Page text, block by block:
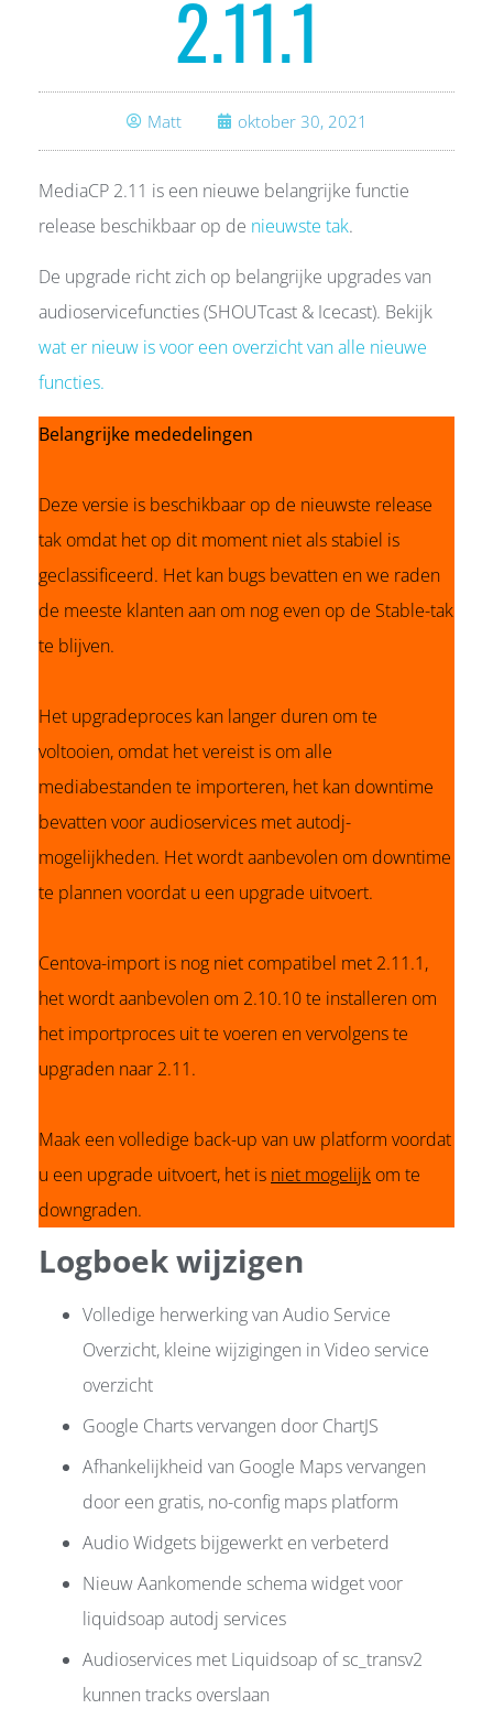
2.11.1
Matt oktober 30, 2021
MediaCP 2.11 is een nieuwe belangrijke functie
release beschikbaar op de nieuwste tak.
De upgrade richt zich op belangrijke upgrades van
audioservicefuncties (SHOUTcast & Icecast). Bekijk
wat er nieuw is voor een overzicht van alle nieuwe
functies.
Belangrijke mededelingen
Deze versie is beschikbaar op de nieuwste release
tak omdat het op dit moment niet als stabiel is
geclassificeerd. Het kan bugs bevatten en we raden
de meeste klanten aan om nog even op de Stable-tak
te blijven.
Het upgradeproces kan langer duren om te
voltooien, omdat het vereist is om alle
mediabestanden te importeren, het kan downtime
bevatten voor audioservices met autodj-
mogelijkheden. Het wordt aanbevolen om downtime
te plannen voordat u een upgrade uitvoert.
Centova-import is nog niet compatibel met 2.11.1,
het wordt aanbevolen om 2.10.10 te installeren om
het importproces uit te voeren en vervolgens te
upgraden naar 2.11.
Maak een volledige back-up van uw platform voordat
u een upgrade uitvoert, het is niet mogelijk om te
downgraden.
Logboek wijzigen
Volledige herwerking van Audio Service
Overzicht, kleine wijzigingen in Video service
overzicht
Google Charts vervangen door ChartJS
Afhankelijkheid van Google Maps vervangen
door een gratis, no-config maps platform
Audio Widgets bijgewerkt en verbeterd
Nieuw Aankomende schema widget voor
liquidsoap autodj services
Audioservices met Liquidsoap of sc_transv2
kunnen tracks overslaan